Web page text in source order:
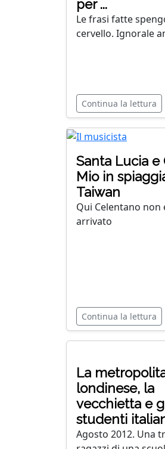
per ...
Le frasi fatte
cervello. Ignorale
Continua la lettura
Santa Lucia e
Mio in
Taiwan
Qui Celentano non
arrivato
Continua la lettura
La
londinese, la
vecchietta e
studenti
Agosto 2012. Una